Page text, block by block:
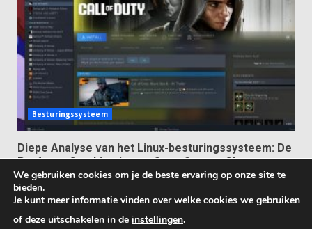
Besturingssysteem
Diepe Analyse van het Linux-besturingssysteem: De
Perfecte Combinatie van Open Source Charme en
Ultieme Vrijheid
13/10/2025
We gebruiken cookies om je de beste ervaring op onze site te
bieden.
Je kunt meer informatie vinden over welke cookies we gebruiken
of deze uitschakelen in de instellingen.